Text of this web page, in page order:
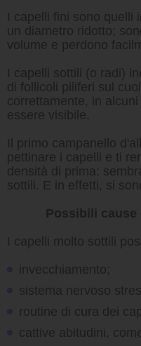
I capelli fini sono quelli
un diametro ridotto;
volume e perdono
I capelli sottili (o radi)
di follicoli piliferi sul
correttamente, in
essere visibile.
Il primo campanello
pettinare i capelli e ti
densità di prima:
sottili. E in effetti, si
Possibili
I capelli molto sottili
invecchiamento;
sistema nervoso
routine di cura dei
cattive abitudini,